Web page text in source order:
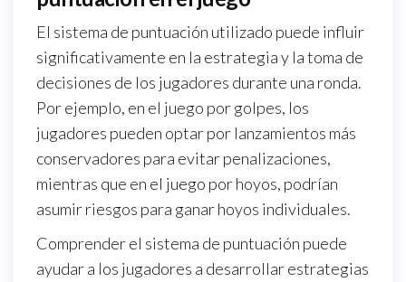
El sistema de puntuación utilizado puede influir
significativamente en la estrategia y la toma de
decisiones de los jugadores durante una ronda.
Por ejemplo, en el juego por golpes, los
jugadores pueden optar por lanzamientos más
conservadores para evitar penalizaciones,
mientras que en el juego por hoyos, podrían
asumir riesgos para ganar hoyos individuales.
Comprender el sistema de puntuación puede
ayudar a los jugadores a desarrollar estrategias